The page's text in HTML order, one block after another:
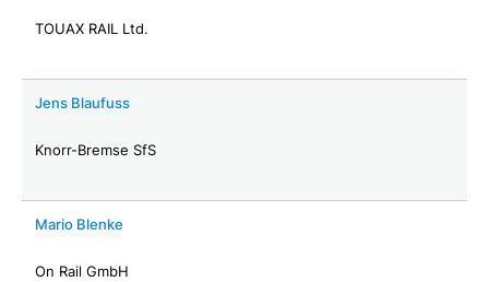
TOUAX RAIL Ltd.
Jens Blaufuss
Knorr-Bremse SfS
Mario Blenke
On Rail GmbH